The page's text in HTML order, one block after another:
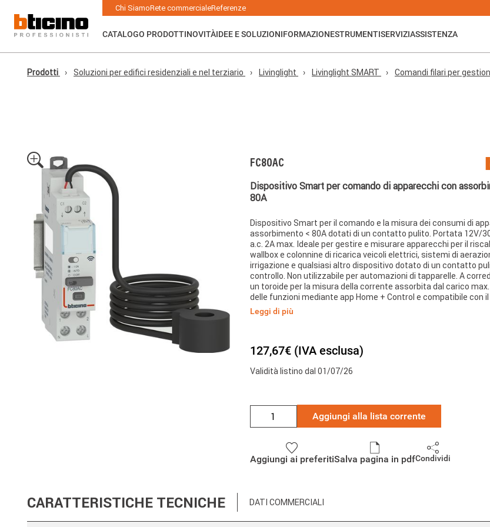
Chi SiamoRete commercialeReferenze
CATALOGO PRODOTTINOVITÀIDEE E SOLUZIONIFORMAZIONESTRUMENTISERVIZIASSISTENZA
Prodotti Soluzioni per edifici residenziali e nel terziario Livinglight Livinglight SMART Comandi filari per
FC80AC
Dispositivo Smart per comando di apparecchi con
80A
Dispositivo Smart per il comando e la misura dei consumi di
assorbimento < 80A dotati di un contatto pulito. Portata 12V/
a.c. 2A max. Ideale per gestire e misurare apparecchi per il
wallbox e colonnine di ricarica veicoli elettrici, sistemi di
irrigazione e qualsiasi altro dispositivo dotato di un contatto
controllo. Non utilizzabile per automazioni di tapparelle. A
un toroide per la misura della corrente assorbita dal carico
delle funzioni mediante app Home + Control e compatibile con
gestione carichi FC80GCS. Dimensioni 1 modulo DIN.
a.c. 50/60 Hz.
Leggi di più
127,67€ (IVA esclusa)
Validità listino dal 01/07/26
Aggiungi alla lista corrente
Aggiungi ai preferitiSalva pagina in pdfCondividi
CARATTERISTICHE TECNICHE DATI COMMERCIALI